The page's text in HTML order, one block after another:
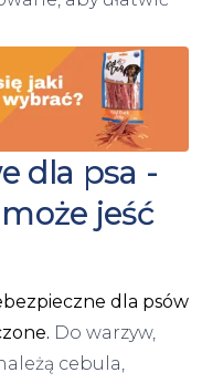
dla psa -
jeść
dla psów
Do warzyw,
cebula,